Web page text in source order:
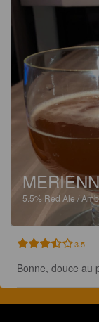
5.5% Red Ale /
3.5
Bonne, douce au